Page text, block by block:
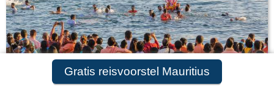
Gratis reisvoorstel Mauritius